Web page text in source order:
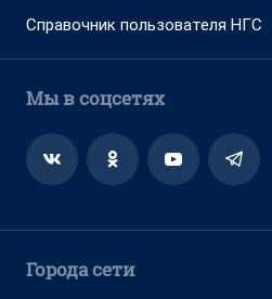
Справочник пользователя НГС
Мы в соцсетях
Города сети